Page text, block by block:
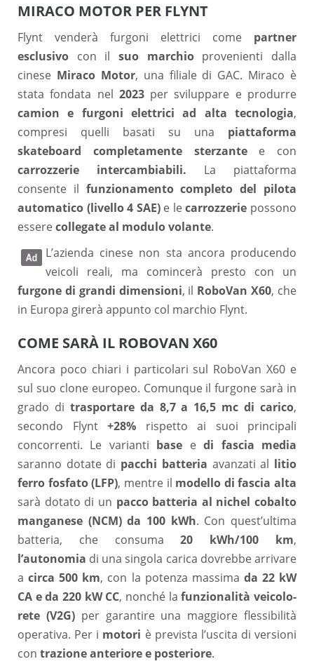
MIRACO MOTOR PER FLYNT
Flynt venderà furgoni elettrici come partner
esclusivo con il suo marchioprovenienti dalla
cinese Miraco Motor, una filiale di GAC. Miraco è
stata fondata nel 2023per sviluppare e produrre
camion e furgoni elettrici ad alta tecnologia,
compresi quelli basati su una piattaforma
skateboard completamente sterzantee con
carrozzerie intercambiabili. La piattaforma
consente il funzionamento completo del pilota
automatico (livello 4 SAE)e lecarrozzerie possono
esserecollegate al modulo volante.
L’azienda cinese non sta ancora producendo
veicoli reali, ma comincerà presto con un
furgone di grandi dimensioni, il RoboVan X60, che
in Europa girerà appunto col marchio Flynt.
COME SARÀ IL ROBOVAN X60
Ancora poco chiari i particolari sul RoboVan X60 e
sul suo clone europeo. Comunque il furgone sarà in
grado di trasportare da 8,7 a 16,5 mc di carico,
secondo Flynt +28% rispetto ai suoi principali
concorrenti. Le varianti base edi fascia media
saranno dotate di pacchi batteria avanzati al litio
ferro fosfato (LFP), mentre il modello di fascia alta
sarà dotato di un pacco batteria al nichel cobalto
manganese (NCM) da 100 kWh. Con quest’ultima
batteria, che consuma20 kWh/100 km,
l’autonomia di una singola carica dovrebbe arrivare
acirca 500 km, con la potenza massima da 22 kW
CA e da 220 kW CC, nonché la funzionalità veicolo-
rete (V2G)per garantire una maggiore flessibilità
operativa. Per i motori è prevista l’uscita di versioni
con trazione anteriore e posteriore.